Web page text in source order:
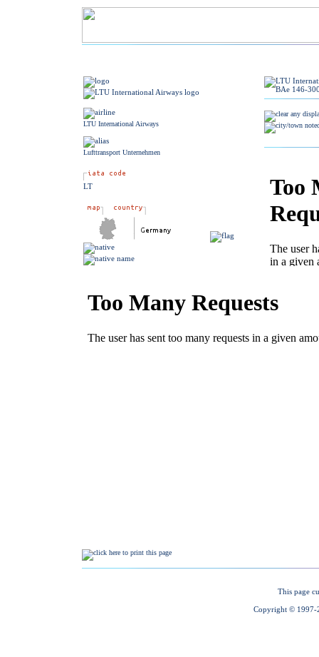
LTU International Airways
Lufttransport Unternehmen
LT
This page
Copyright © 1997-